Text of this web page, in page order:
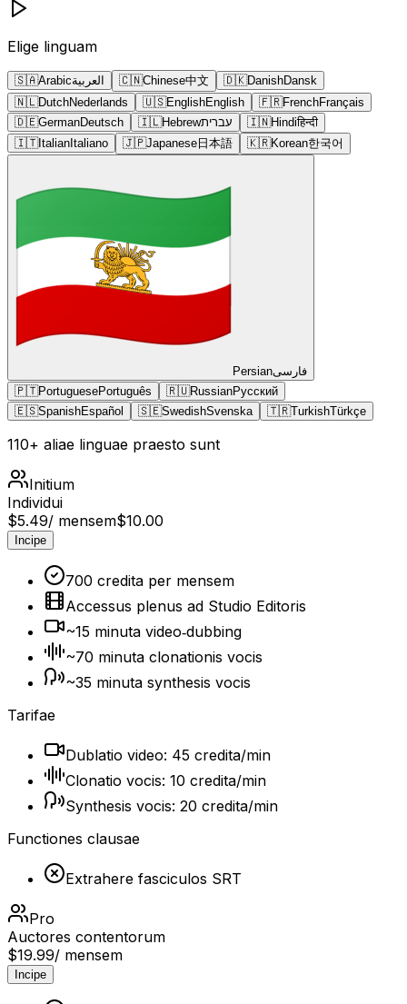
Elige linguam
🇸🇦Arabicالعربية 🇨🇳Chinese中文 🇩🇰DanishDansk
🇳🇱DutchNederlands 🇺🇸EnglishEnglish 🇫🇷FrenchFrançais
🇩🇪GermanDeutsch 🇮🇱Hebrewעברית 🇮🇳Hindiहिन्दी
🇮🇹Italian Italiano 🇯🇵Japanese 日本語 🇰🇷Korean한국어
Persianفارسی
🇵🇹PortuguesePortuguês 🇷🇺RussianРусский
🇪🇸SpanishEspañol 🇸🇪SwedishSvenska 🇹🇷TurkishTürkçe
110+ aliae linguae praesto sunt
Initium
Individui
$5.49/ mensem$10.00
Incipe
700 credita per mensem
Accessus plenus ad Studio Editoris
~15 minuta video‑dubbing
~70 minuta clonationis vocis
~35 minuta synthesis vocis
Tarifae
Dublatio video: 45 credita/min
Clonatio vocis: 10 credita/min
Synthesis vocis: 20 credita/min
Functiones clausae
Extrahere fasciculos SRT
Pro
Auctores contentorum
$19.99/ mensem
Incipe